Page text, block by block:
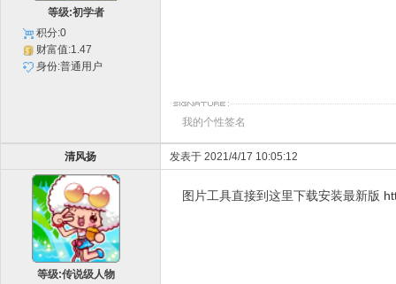
等级:初学者
积分:0
财富值:1.47
身份:普通用户
我的个性签名
清风扬 发表于 2021/4/17 10:05:12
等级:传说级人物
图片工具直接到这里下载安装最新版